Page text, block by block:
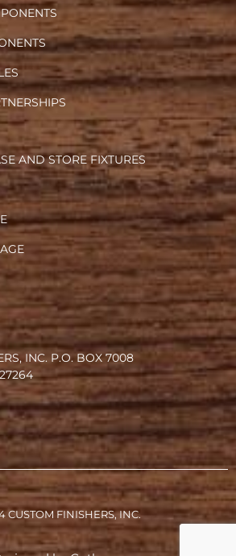
AND STORE FIXTURES
INC. P.O. BOX 7008
CUSTOM FINISHERS, INC.